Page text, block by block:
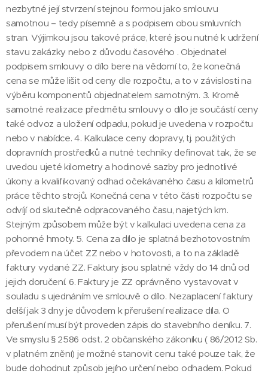
nezbytné její stvrzení stejnou formou jako smlouvu
samotnou – tedy písemně a s podpisem obou smluvních
stran. Výjimkou jsou takové práce, které jsou nutné k udržení
stavu zakázky nebo z důvodu časového . Objednatel
podpisem smlouvy o dílo bere na vědomí to, že konečná
cena se může lišit od ceny dle rozpočtu, a to v závislosti na
výběru komponentů objednatelem samotným. 3. Kromě
samotné realizace předmětu smlouvy o dílo je součástí ceny
také odvoz a uložení odpadu, pokud je uvedena v rozpočtu
nebo v nabídce. 4. Kalkulace ceny dopravy, tj. použitých
dopravních prostředků a nutné techniky definovat tak, že se
uvedou ujeté kilometry a hodinové sazby pro jednotlivé
úkony a kvalifikovaný odhad očekávaného času a kilometrů
práce těchto strojů. Konečná cena v této části rozpočtu se
odvíjí od skutečně odpracovaného času, najetých km.
Stejným způsobem může být v kalkulaci uvedena cena za
pohonné hmoty. 5. Cena za dílo je splatná bezhotovostním
převodem na účet ZZ nebo v hotovosti, a to na základě
faktury vydané ZZ. Faktury jsou splatné vždy do 14 dnů od
jejich doručení. 6. Faktury je ZZ oprávněno vystavovat v
souladu s ujednáním ve smlouvě o dílo. Nezaplacení faktury
delší jak 3 dny je důvodem k přerušení realizace díla. O
přerušení musí být proveden zápis do stavebního deníku. 7.
Ve smyslu § 2586 odst. 2 občanského zákoníku ( 86/2012 Sb.
v platném znění) je možné stanovit cenu také pouze tak, že
bude dohodnut způsob jejího určení nebo odhadem. Pokud